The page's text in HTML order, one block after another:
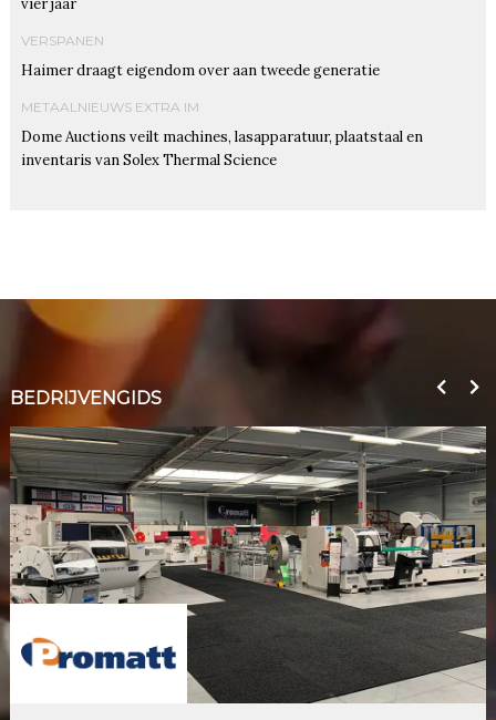
VERSPANEN
Haimer draagt eigendom over aan tweede generatie
METAALNIEUWS EXTRA IM
Dome Auctions veilt machines, lasapparatuur, plaatstaal en
inventaris van Solex Thermal Science
BEDRIJVENGIDS